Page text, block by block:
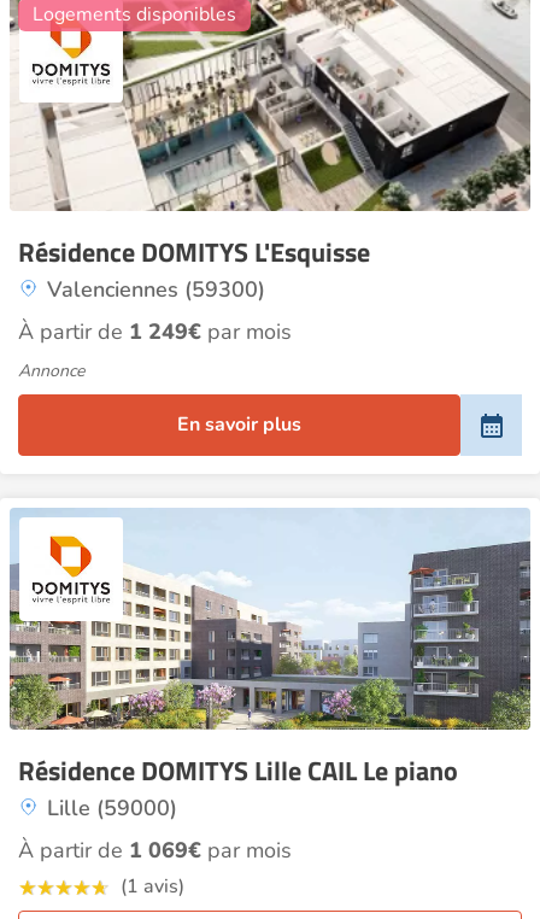
Résidence DOMITYS L'Esquisse
Valenciennes (59300)
Logements disponibles
À partir de 1 249€ par mois
Annonce
En savoir plus
Résidence DOMITYS Lille CAIL Le piano
Lille (59000)
À partir de 1 069€ par mois
(1 avis)